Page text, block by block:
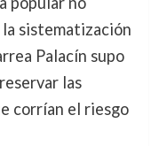
sistematización
Palacín supo
las
corrían el riesgo